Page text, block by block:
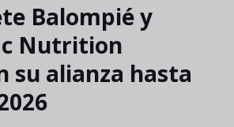
Balompié y
Nutrition
su alianza hasta